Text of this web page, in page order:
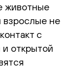
животные
взрослые не
с
открытой